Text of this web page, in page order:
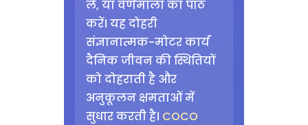
लें, या वर्णमाला का पाठ
करें। यह दोहरी
संज्ञानात्मक-मोटर कार्य
दैनिक जीवन की स्थितियों
को दोहराती है और
अनुकूलन क्षमताओं में
सुधार करती है। COCO